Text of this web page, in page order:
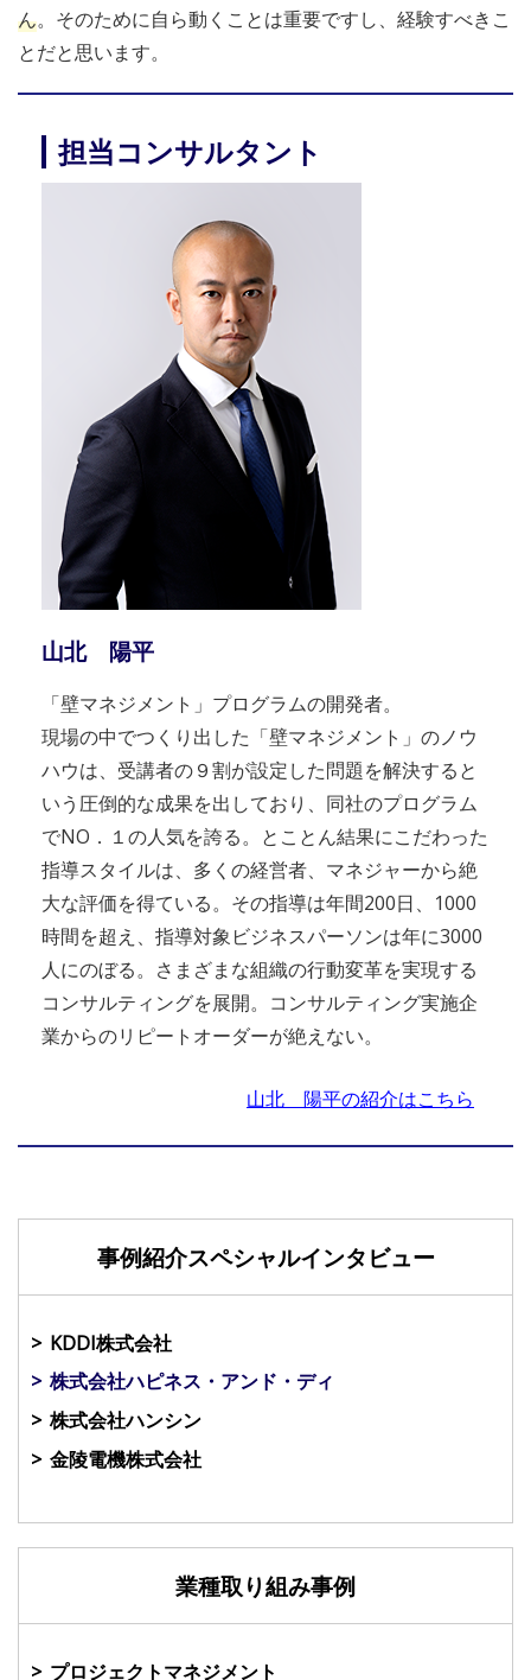
ん。そのために自ら動くことは重要ですし、経験すべきこ
とだと思います。
担当コンサルタント
山北 陽平
「壁マネジメント」プログラムの開発者。
現場の中でつくり出した「壁マネジメント」のノウ
ハウは、受講者の９割が設定した問題を解決すると
いう圧倒的な成果を出しており、同社のプログラム
でNO．１の人気を誇る。とことん結果にこだわった
指導スタイルは、多くの経営者、マネジャーから絶
大な評価を得ている。その指導は年間200日、1000
時間を超え、指導対象ビジネスパーソンは年に3000
人にのぼる。さまざまな組織の行動変革を実現する
コンサルティングを展開。コンサルティング実施企
業からのリピートオーダーが絶えない。
山北 陽平の紹介はこちら
事例紹介スペシャルインタビュー
KDDI株式会社
株式会社ハピネス・アンド・ディ
株式会社ハンシン
金陵電機株式会社
業種取り組み事例
プロジェクトマネジメント